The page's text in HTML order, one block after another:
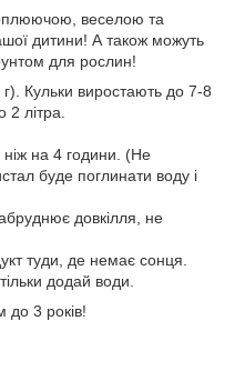
веселою та
дитини! А також можуть
для рослин!
Кульки виростають до 7-8
літра.
ніж на 4 години. (Не
буде поглинати воду і
довкілля, не
туди, де немає сонця.
додай води.
до 3 років!